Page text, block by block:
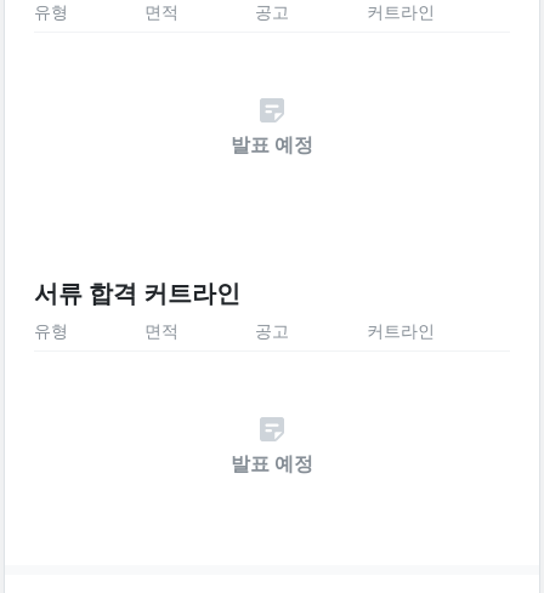
유형 면적 공고 커트라인
발표 예정
서류 합격 커트라인
유형 면적 공고 커트라인
발표 예정